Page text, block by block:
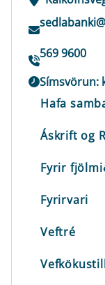
569 9600
Símsvörun:
Hafa
Áskrift og
Fyrir
Fyrirvari
Veftré